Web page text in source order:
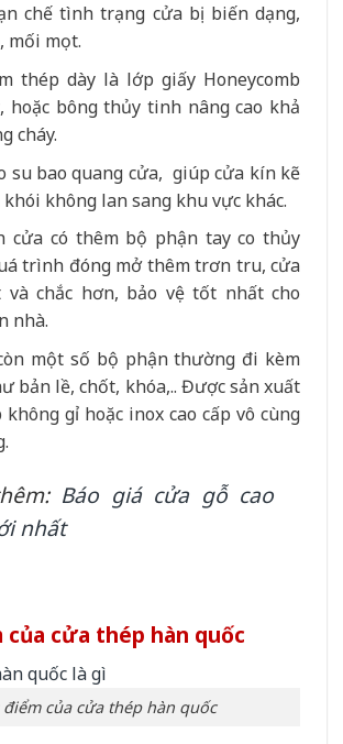
chế tình trạng cửa bị biến dạng,
mối mọt.
thép dày là lớp giấy Honeycomb
hoặc bông thủy tinh nâng cao khả
cháy.
su bao quang cửa, giúp cửa kín kẽ
không lan sang khu vực khác.
cửa có thêm bộ phận tay co thủy
trình đóng mở thêm trơn tru, cửa
và chắc hơn, bảo vệ tốt nhất cho
nhà.
một số bộ phận thường đi kèm
bản lề, chốt, khóa,.. Được sản xuất
gỉ hoặc inox cao cấp vô cùng
Báo giá cửa gỗ cao
nhất
của cửa thép hàn quốc
điểm của cửa thép hàn quốc